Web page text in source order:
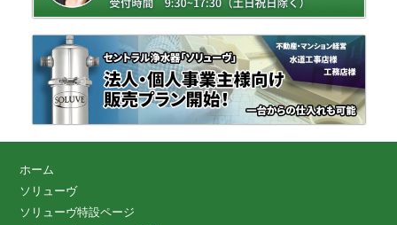
ホーム
ソリューヴ
ソリューヴ特設ページ